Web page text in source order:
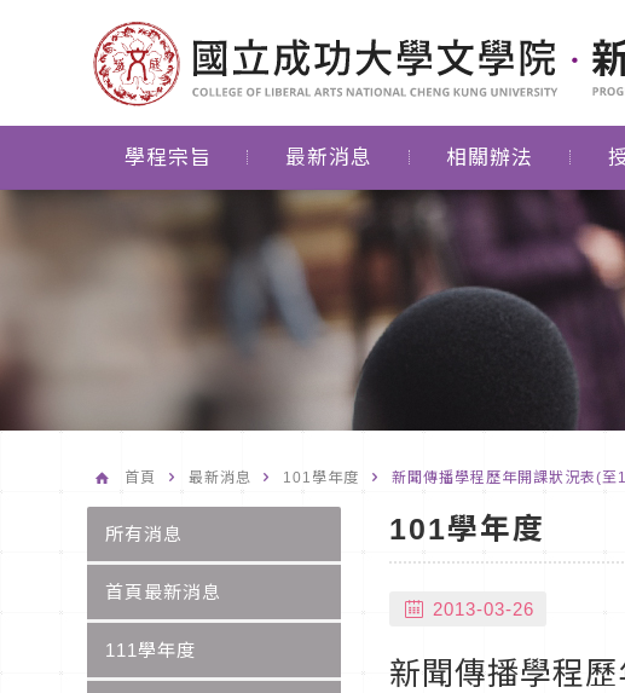
學程宗旨 最新消息 相關辦法
首頁 最新消息 101學年度 新聞傳播學程歷年開課狀況表(至
所有消息
首頁最新消息
111學年度
101學年度
2013-03-26
新聞傳播學程